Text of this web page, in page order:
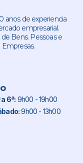
anos de experiencia
empresarial.
Bens. Pessoas e
a 6ª: 9h00 - 19h00
9h00 - 13h00